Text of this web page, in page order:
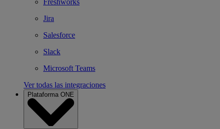
Freshworks
Jira
Salesforce
Slack
Microsoft Teams
Ver todas las integraciones
Plataforma ONE